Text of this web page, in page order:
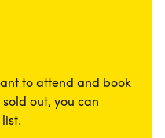
to attend and book
out, you can